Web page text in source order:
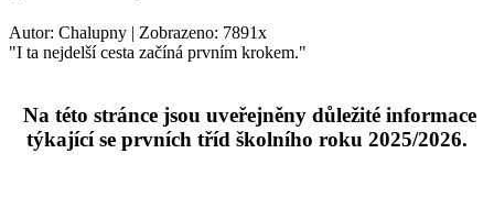
Autor: Chalupny | Zobrazeno: 7891x
"I ta nejdelší cesta začíná prvním krokem."
Na této stránce jsou uveřejněny důležité informace
týkající se prvních tříd školního roku 2025/2026.